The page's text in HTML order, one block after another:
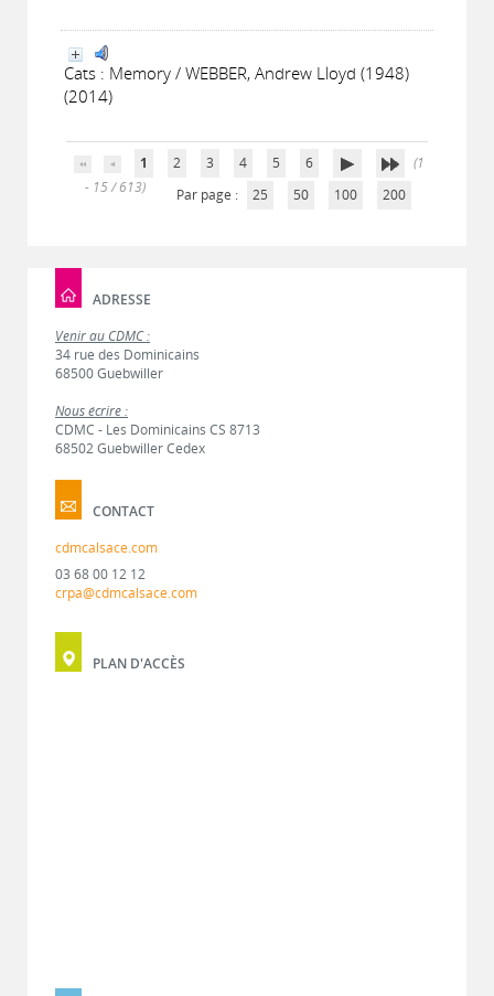
Cats : Memory / WEBBER, Andrew Lloyd (1948)
(2014)
1 2 3 4 5 6
(1
- 15 / 613)
Par page : 25 50 100 200
ADRESSE
Venir au CDMC :
34 rue des Dominicains
68500 Guebwiller
Nous écrire :
CDMC - Les Dominicains CS 8713
68502 Guebwiller Cedex
CONTACT
cdmcalsace.com
03 68 00 12 12
crpa@cdmcalsace.com
PLAN D'ACCÈS